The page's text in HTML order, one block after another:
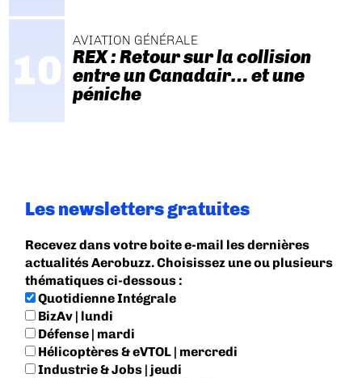
AVIATION GÉNÉRALE
REX : Retour sur la collision
entre un Canadair… et une
péniche
Les newsletters gratuites
Recevez dans votre boite e-mail les dernières
actualités Aerobuzz. Choisissez une ou plusieurs
thématiques ci-dessous :
Quotidienne Intégrale
BizAv | lundi
Défense | mardi
Hélicoptères & eVTOL | mercredi
Industrie & Jobs | jeudi